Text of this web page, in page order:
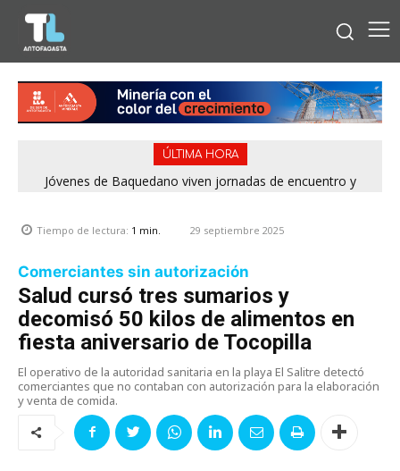
ÚLTIMA HORA
Jóvenes de Baquedano viven jornadas de encuentro y
Tiempo de lectura: 1 min. 29 septiembre 2025
Comerciantes sin autorización
Salud cursó tres sumarios y
decomisó 50 kilos de alimentos en
fiesta aniversario de Tocopilla
El operativo de la autoridad sanitaria en la playa El Salitre detectó
comerciantes que no contaban con autorización para la elaboración
y venta de comida.